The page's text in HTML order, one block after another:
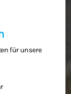
für unsere